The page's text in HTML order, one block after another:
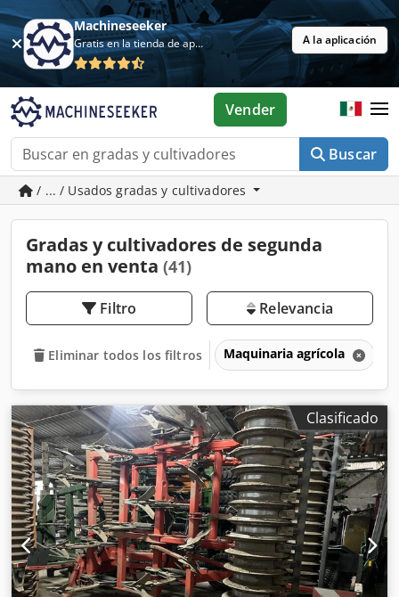
Machineseeker
Gratis en la tienda de aplicaciones A la aplicación
Buscar
Vender
/ ... / Usados gradas y cultivadores
Gradas y cultivadores de segunda
mano en venta (41)
Filtro Relevancia
Eliminar todos los filtros Maquinaria agrícola
Clasificado